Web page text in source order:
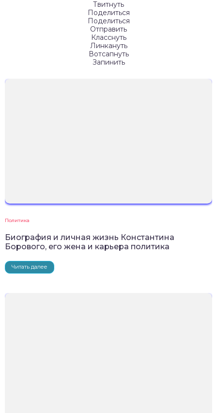
Твитнуть
Поделиться
Поделиться
Отправить
Класснуть
Линкануть
Вотсапнуть
Запинить
Политика
Биография и личная жизнь Константина
Борового, его жена и карьера политика
Читать далее